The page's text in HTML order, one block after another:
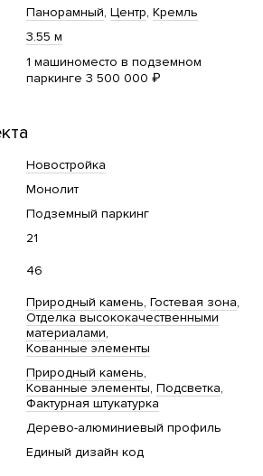
Панорамный Центр Кремль
3.55 м
1 машиноместо в подземном
паркинге 3 500 000 ₽
Новостройка
Монолит
Подземный паркинг
21
46
Природный камень Гостевая зона
Отделка высококачественными
материалами
Кованные элементы
Природный камень
Кованные элементы Подсветка
Фактурная штукатурка
Дерево-алюминиевый профиль
Единый дизайн код